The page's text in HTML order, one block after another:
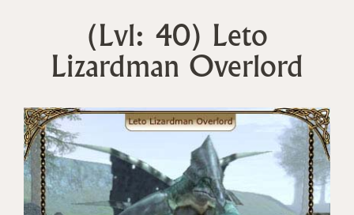
(Lvl: 40) Leto
Lizardman Overlord